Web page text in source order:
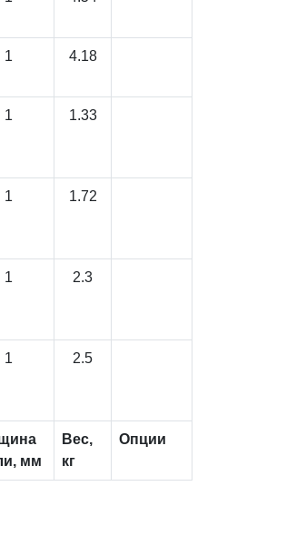
1 4.18
1 1.33
1 1.72
1 2.3
1 2.5
мм
Вес,
кг
Опции